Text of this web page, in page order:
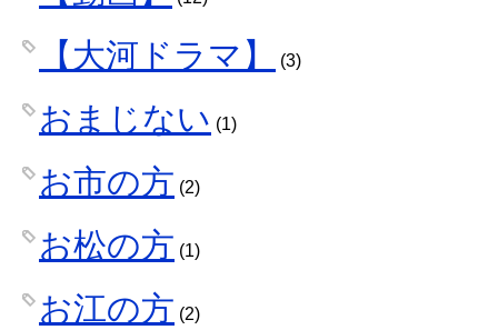
【大河ドラマ】 (3)
おまじない (1)
お市の方 (2)
お松の方 (1)
お江の方 (2)